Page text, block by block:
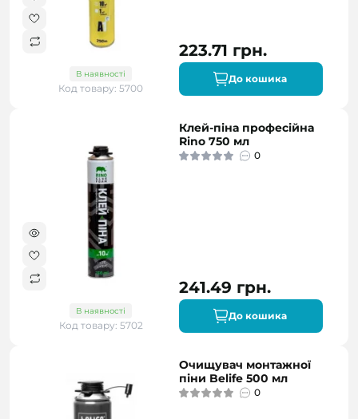
В наявності
Код товару: 5700
223.71 грн.
До кошика
В наявності
Код товару: 5702
Клей-піна професійна
Rino 750 мл
0
241.49 грн.
До кошика
Очищувач монтажної
піни Belife 500 мл
0